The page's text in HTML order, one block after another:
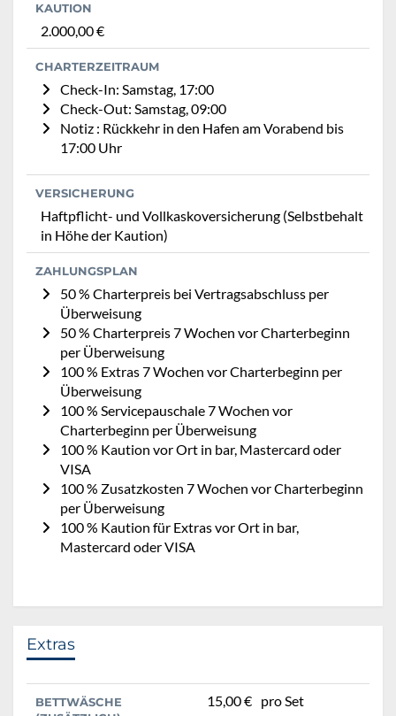
KAUTION
2.000,00 €
CHARTERZEITRAUM
Check-In: Samstag, 17:00
Check-Out: Samstag, 09:00
Notiz : Rückkehr in den Hafen am Vorabend bis
17:00 Uhr
VERSICHERUNG
Haftpflicht- und Vollkaskoversicherung (Selbstbehalt
in Höhe der Kaution)
ZAHLUNGSPLAN
50 % Charterpreis bei Vertragsabschluss per
Überweisung
50 % Charterpreis 7 Wochen vor Charterbeginn
per Überweisung
100 % Extras 7 Wochen vor Charterbeginn per
Überweisung
100 % Servicepauschale 7 Wochen vor
Charterbeginn per Überweisung
100 % Kaution vor Ort in bar, Mastercard oder
VISA
100 % Zusatzkosten 7 Wochen vor Charterbeginn
per Überweisung
100 % Kaution für Extras vor Ort in bar,
Mastercard oder VISA
Extras
BETTWÄSCHE
15,00 € pro Set